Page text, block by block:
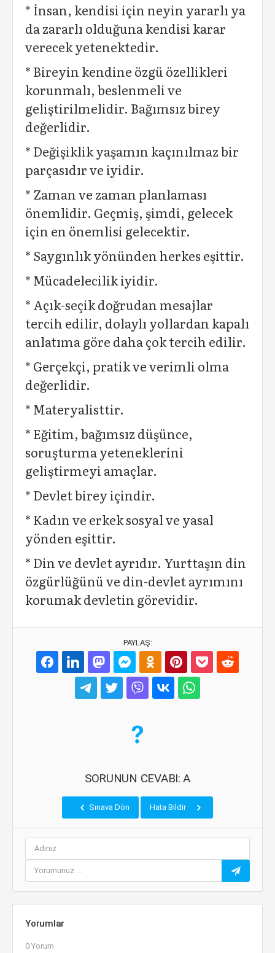
* İnsan, kendisi için neyin yararlı ya
da zararlı olduğuna kendisi karar
verecek yetenektedir.
* Bireyin kendine özgü özellikleri
korunmalı, beslenmeli ve
geliştirilmelidir. Bağımsız birey
değerlidir.
* Değişiklik yaşamın kaçınılmaz bir
parçasıdır ve iyidir.
* Zaman ve zaman planlaması
önemlidir. Geçmiş, şimdi, gelecek
için en önemlisi gelecektir.
* Saygınlık yönünden herkes eşittir.
* Mücadelecilik iyidir.
* Açık-seçik doğrudan mesajlar
tercih edilir, dolaylı yollardan kapalı
anlatıma göre daha çok tercih edilir.
* Gerçekçi, pratik ve verimli olma
değerlidir.
* Materyalisttir.
* Eğitim, bağımsız düşünce,
soruşturma yeteneklerini
geliştirmeyi amaçlar.
* Devlet birey içindir.
* Kadın ve erkek sosyal ve yasal
yönden eşittir.
* Din ve devlet ayrıdır. Yurttaşın din
özgürlüğünü ve din-devlet ayrımını
korumak devletin görevidir.
PAYLAŞ:
SORUNUN CEVABI: A
Sınava Dön Hata Bildir
Yorumlar
0 Yorum